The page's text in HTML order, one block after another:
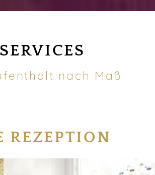
SERVICES
nach Maß
REZEPTION